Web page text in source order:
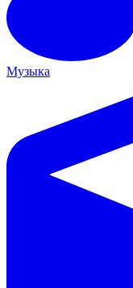
Музыка